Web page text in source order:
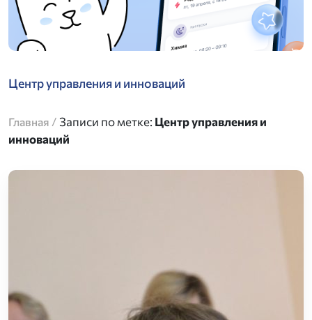
Центр управления и инноваций
Главная / Записи по метке: Центр управления и
инноваций